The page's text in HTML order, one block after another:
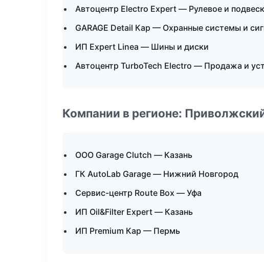
Автоцентр Electro Expert — Рулевое и
GARAGE Detail Кар — Охранные системы и
ИП Expert Linea — Шины и диски
Автоцентр TurboTech Electro — Продажа и
Компании в регионе:
ООО Garage Clutch — Казань
ГК AutoLab Garage — Нижний Новгород
Сервис-центр Route Box — Уфа
ИП Oil&Filter Expert — Казань
ИП Premium Кар — Пермь